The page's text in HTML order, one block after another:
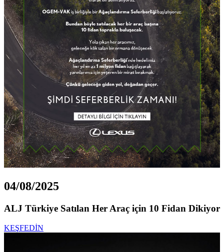
04/08/2025
ALJ Türkiye Satılan Her Araç için 10 Fidan Dikiyor
KEŞFEDİN